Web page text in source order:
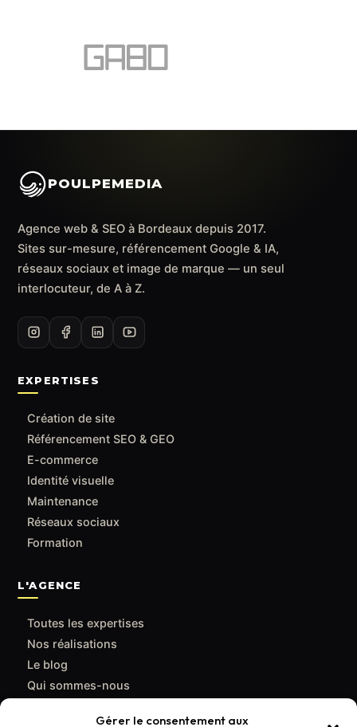
Gérer le consentement aux
POULPEMEDIA
Agence web & SEO à Bordeaux depuis 2017.
Sites sur-mesure, référencement Google & IA,
réseaux sociaux et image de marque — un seul
interlocuteur, de A à Z.
EXPERTISES
Création de site
Référencement SEO & GEO
E-commerce
Identité visuelle
Maintenance
Réseaux sociaux
Formation
L'AGENCE
Toutes les expertises
Nos réalisations
Le blog
Qui sommes-nous